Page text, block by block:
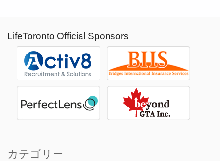
LifeToronto Official Sponsors
カテゴリー